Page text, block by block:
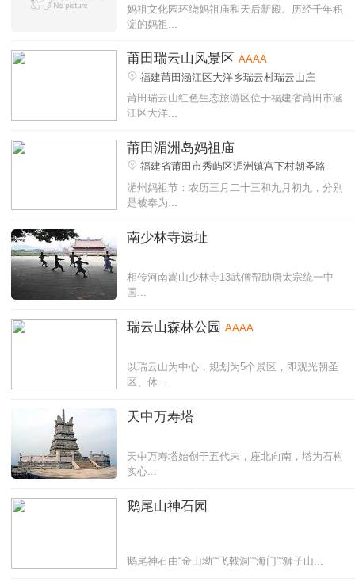
妈祖文化园环绕妈祖庙和天后新殿。历经千年积
淀的妈祖...
莆田瑞云山风景区 AAAA
福建莆田涵江区大洋乡瑞云村瑞云山庄
莆田瑞云山红色生态旅游区位于福建省莆田市涵
江区大洋...
莆田湄洲岛妈祖庙
福建省莆田市秀屿区湄洲镇宫下村朝圣路
湄州妈祖节：农历三月二十三和九月初九，分别
是被奉为...
南少林寺遗址
相传河南嵩山少林寺13武僧帮助唐太宗统一中
国...
瑞云山森林公园 AAAA
以瑞云山为中心，规划为5个景区，即观光朝圣
区、休...
天中万寿塔
天中万寿塔始创于五代末，座北向南，塔为石构
实心...
鹅尾山神石园
鹅尾神石由“金山坳”“飞戟洞”“海门”“狮子山...